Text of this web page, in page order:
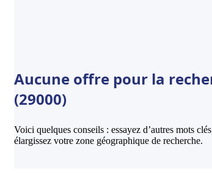
Aucune offre pour la
(29000)
Voici quelques conseils : essayez d’autres mots
élargissez votre zone géographique de recherche.